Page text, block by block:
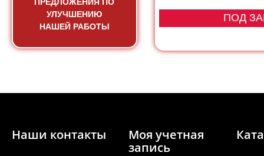
УЛУЧШЕНИЮ
НАШЕЙ РАБОТЫ
ПОД
Наши контакты
Моя учетная
запись